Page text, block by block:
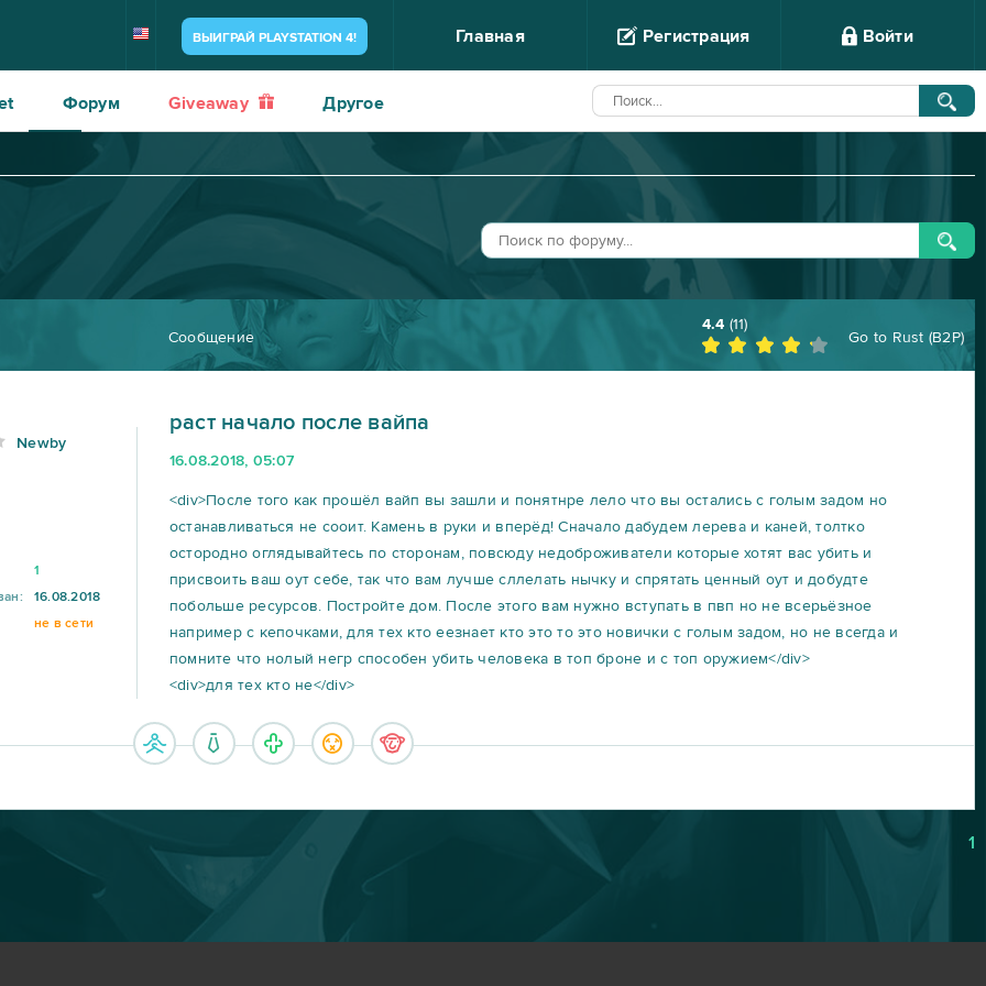
ВЫИГРАЙ PLAYSTATION 4! Главная Регистрация Войти
Форум Giveaway Другое
Сообщение
4.4 (11)
Go to Rust (B2P)
Newby
1
16.08.2018
не в сети
раст начало после вайпа
16.08.2018, 05:07
<div>После того как прошёл вайп вы зашли и понятнре лело что вы остались с голым задом но
останавливаться не сооит. Камень в руки и вперёд! Сначало дабудем лерева и каней, толтко
остородно оглядывайтесь по сторонам, повсюду недоброживатели которые хотят вас убить и
присвоить ваш оут себе, так что вам лучше сллелать нычку и спрятать ценный оут и добудте
побольше ресурсов. Постройте дом. После этого вам нужно вступать в пвп но не всерьёзное
например с кепочками, для тех кто еезнает кто это то это новички с голым задом, но не всегда и
помните что нолый негр способен убить человека в топ броне и с топ оружием</div>
<div>для тех кто не</div>
1